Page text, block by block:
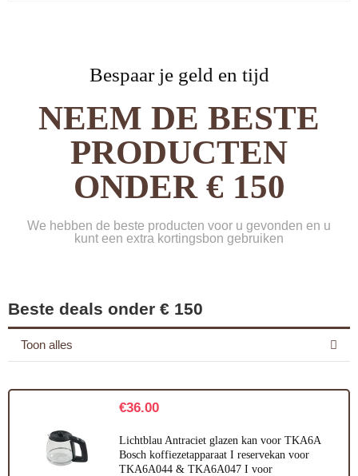
Bespaar je geld en tijd
NEEM DE BESTE
PRODUCTEN
ONDER € 150
We hebben de beste producten voor u gevonden en u
kunt een extra kortingsbon gebruiken
Beste deals onder € 150
Toon alles
€36.00
Lichtblau Antraciet glazen kan voor TKA6A
Bosch koffiezetapparaat I reservekan voor
TKA6A044 & TKA6A047 I voor